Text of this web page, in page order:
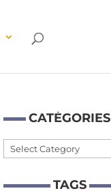
CATÉ­GO­RIES
Caté­
ries
TAGS